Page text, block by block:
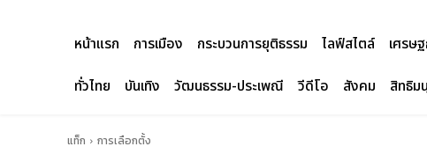
หน้าแรก การเมือง กระบวนการยุติธรรม ไลฟ์สไตล์ เศรษ
ทั่วไทย
บันเทิง วัฒนธรรม-ประเพณี วีดีโอ สังคม สิทธิม
แท็ก การเลือกตั้ง